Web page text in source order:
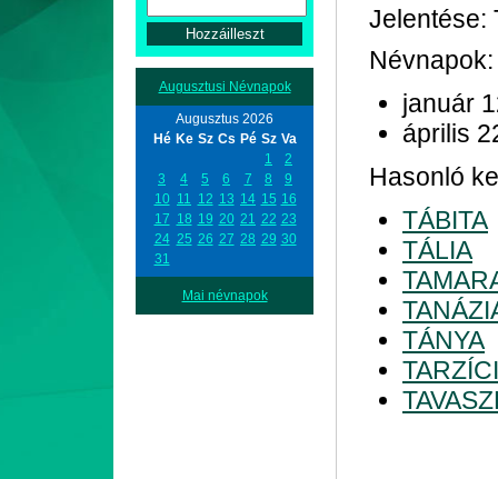
Augusztusi Névnapok
Augusztus 2026
Hé Ke Sz Cs Pé Sz Va
1
2
3
4 5 6 7 8
9
10 11 12 13 14 15 16
17 18 19 20 21 22 23
24 25 26 27 28 29 30
31
Mai névnapok
Jelentése:
Névnapok:
január
április
Hasonló
TÁBITA
TÁLIA
TÁNYA